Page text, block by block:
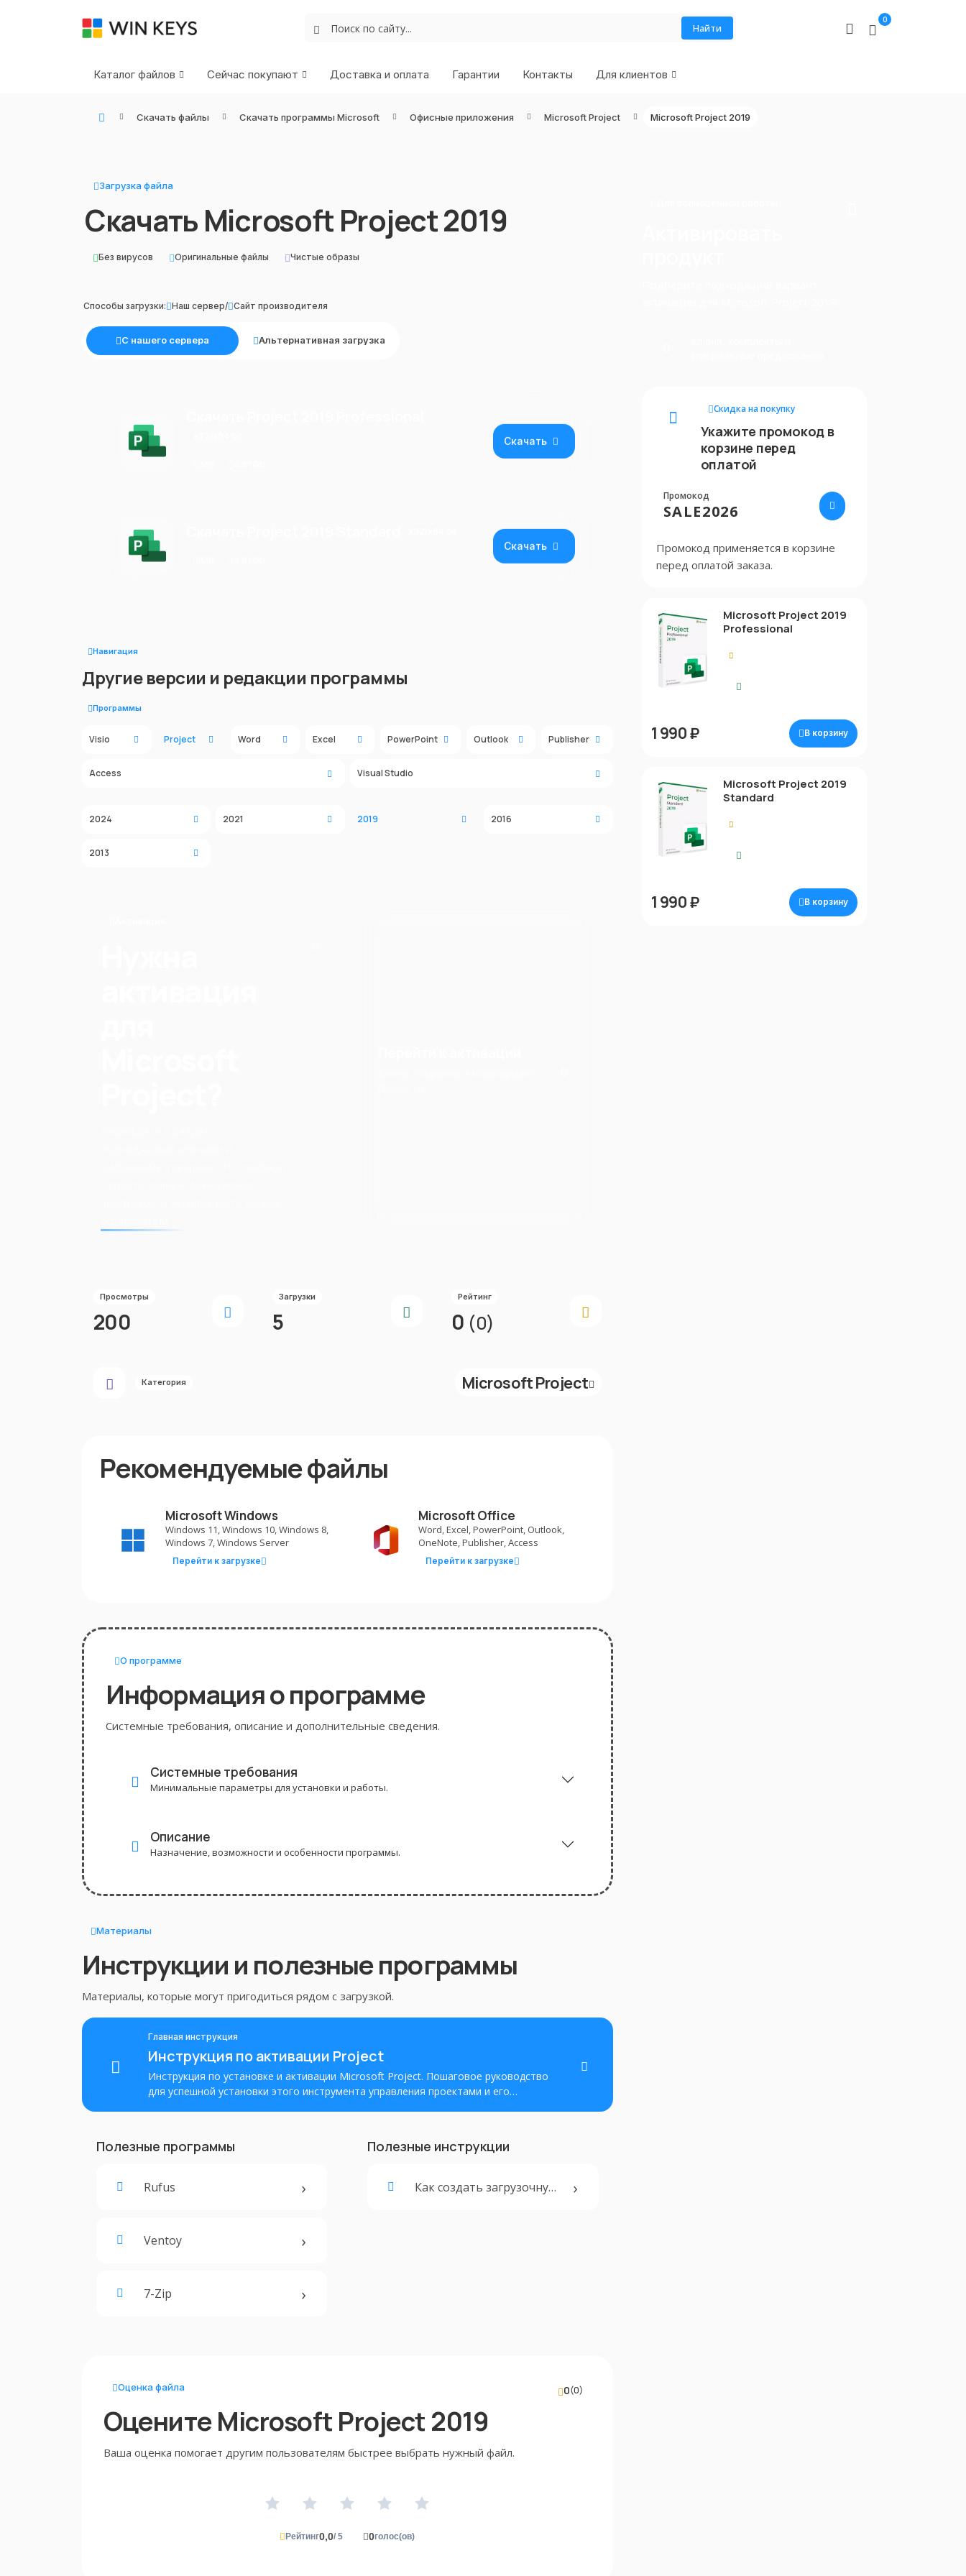
Найти
0
Каталог файлов Сейчас покупают Доставка и оплата Гарантии Контакты Для клиентов
Скачать файлы Скачать программы Microsoft Офисные приложения Microsoft Project Microsoft Project 2019
Загрузка файла
Скачать Microsoft Project 2019
Без вирусов Оригинальные файлы Чистые образы
Способы загрузки: Наш сервер/ Сайт производителя
С нашего сервера Альтернативная загрузка
Скачать
Скачать
Навигация
Другие версии и редакции программы
Программы
Visio Project Word Excel PowerPoint Outlook Publisher
Access Visual Studio
2024 2021 2019 2016
2013
Просмотры
200
Загрузки
5
Рейтинг
0 (0)
Категория Microsoft Project
Рекомендуемые файлы
Microsoft Windows
Windows 11, Windows 10, Windows 8,
Windows 7, Windows Server
Перейти к загрузке
Microsoft Office
Word, Excel, PowerPoint, Outlook,
OneNote, Publisher, Access
Перейти к загрузке
О программе
Информация о программе
Системные требования, описание и дополнительные сведения.
Системные требования
Минимальные параметры для установки и работы.
Описание
Назначение, возможности и особенности программы.
Материалы
Инструкции и полезные программы
Материалы, которые могут пригодиться рядом с загрузкой.
Главная инструкция
Инструкция по активации Project
Инструкция по установке и активации Microsoft Project. Пошаговое руководство
для успешной установки этого инструмента управления проектами и его
Полезные программы
Rufus
Ventoy
7-Zip
Полезные инструкции
Как создать загрузочную флешку
Оценка файла
Оцените Microsoft Project 2019
Ваша оценка помогает другим пользователям быстрее выбрать нужный файл.
0(0)
Рейтинг0,0/ 5 0голос(ов)
Скидка на покупку
Укажите промокод в
корзине перед
оплатой
Промокод
SALE2026
Промокод применяется в корзине
перед оплатой заказа.
Microsoft Project 2019
Professional
1 990 ₽ В корзину
Microsoft Project 2019
Standard
1 990 ₽ В корзину